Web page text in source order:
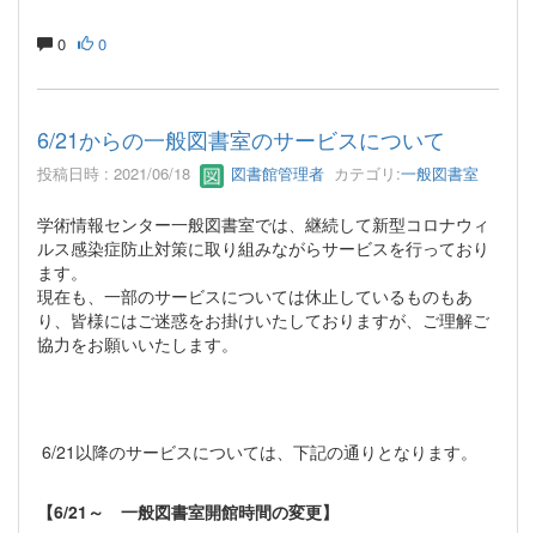
0 0
6/21からの一般図書室のサービスについて
投稿日時 : 2021/06/18 図書館管理者 カテゴリ:一般図書室
学術情報センター一般図書室では、継続して新型コロナウィ
ルス感染症防止対策に取り組みながらサービスを行っており
ます。
現在も、一部のサービスについては休止しているものもあ
り、皆様にはご迷惑をお掛けいたしておりますが、ご理解ご
協力をお願いいたします。
6/21以降のサービスについては、下記の通りとなります。
【6/21～ 一般図書室開館時間の変更】